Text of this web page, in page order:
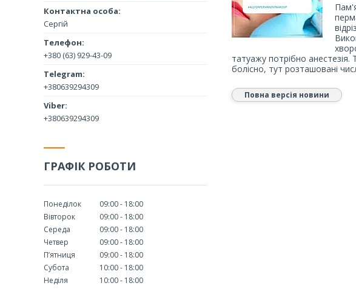
татуажу потрібно
болісно, тут розташовані
Повна версія новини
Сергій
+380 (63) 929-43-09
+380639294309
+380639294309
ГРАФІК РОБОТИ
Понеділок 09:00
18:00
Вівторок
09:00
18:00
Середа
09:00
18:00
Четвер
09:00
18:00
Пʼятниця
09:00
18:00
Субота
10:00
18:00
Неділя
10:00 18:00